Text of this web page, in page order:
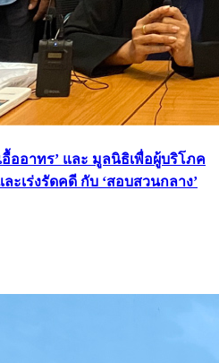
อื้ออาทร’ และ มูลนิธิเพื่อผู้บริโภค
เร่งรัดคดี กับ ‘สอบสวนกลาง’